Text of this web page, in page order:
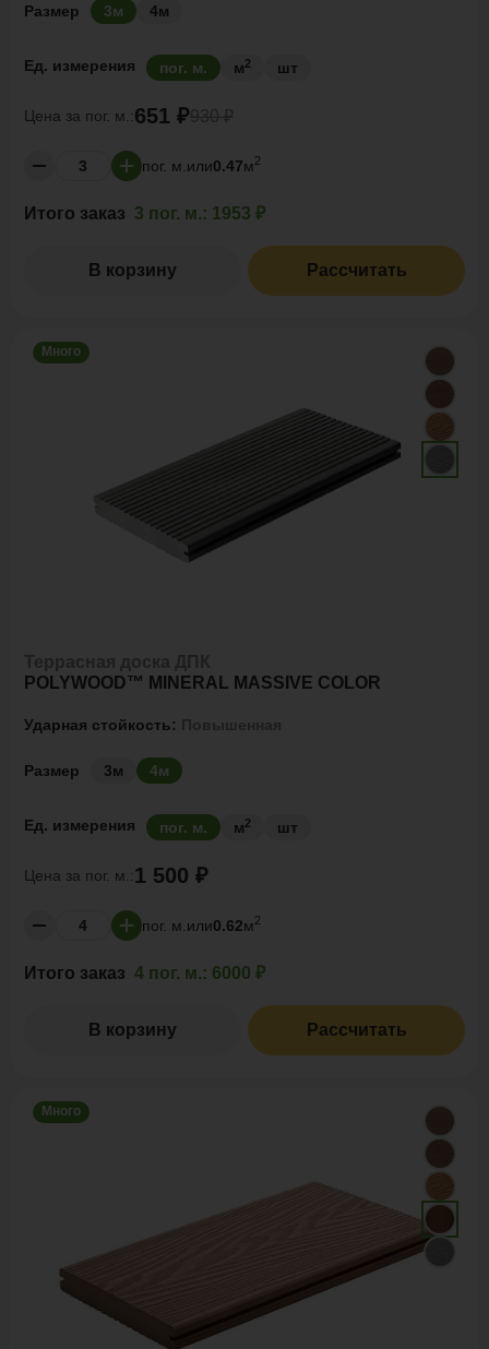
Размер 3м 4м
Ед. измерения пог. м. м2 шт
Цена за пог. м.:651 ₽
пог. м. или0.47м2
Итого заказ 3 пог. м.: 1953 ₽
В корзину Рассчитать
Много
POLYWOOD™ MINERAL MASSIVE COLOR
Ударная стойкость:
Размер 3м 4м
Ед. измерения пог. м. м2 шт
Цена за пог. м.:1 500 ₽
пог. м. или0.62м2
Итого заказ 4 пог. м.: 6000 ₽
В корзину Рассчитать
Много